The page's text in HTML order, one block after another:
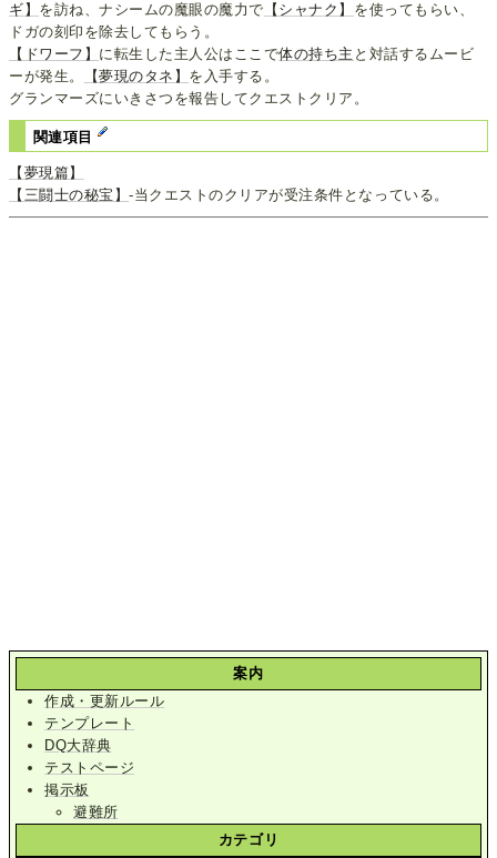
ギ】 を訪ね、ナシームの魔眼の魔力で 【シャナク】 を使ってもらい、
ドガの刻印を除去してもらう。
【ドワーフ】 に転生した主人公はここで体の持ち主 と対話するムービ
ーが発生。
【夢現のタネ】 を入手する。
グランマーズにいきさつを報告してクエストクリア。
関連項目
【夢現篇】
【三闘士の秘宝】-当クエストのクリアが受注条件となっている。
案内
作成・更新ルール
テンプレート
DQ大辞典
テストページ
掲示板
避難所
カテゴリ